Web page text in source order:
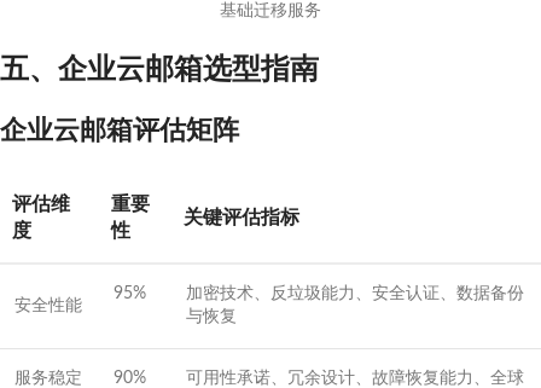
基础迁移服务
五、企业云邮箱选型指南
企业云邮箱评估矩阵
评估维
度
重要
性
关键评估指标
安全性能
95%
加密技术、反垃圾能力、安全认证、数据备份
与恢复
服务稳定
90%
可用性承诺、冗余设计、故障恢复能力、全球